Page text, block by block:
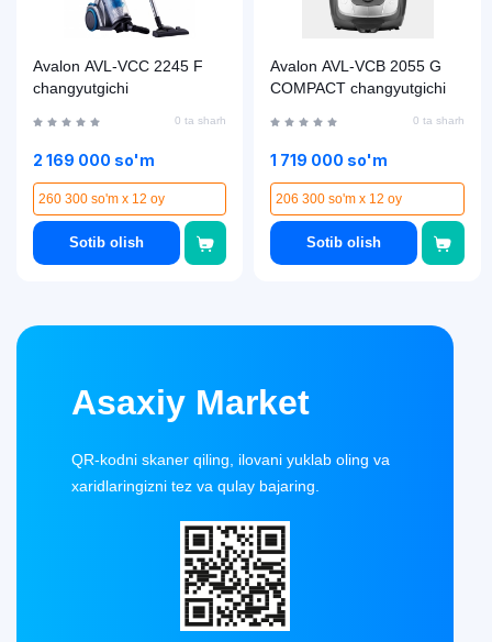
Avalon AVL-VCC 2245 F
changyutgichi
0 ta sharh
2 169 000 so'm
260 300 so'm x 12 oy
Sotib olish
Avalon AVL-VCB 2055 G
COMPACT changyutgichi
0 ta sharh
1 719 000 so'm
206 300 so'm x 12 oy
Sotib olish
Asaxiy Market
QR-kodni skaner qiling, ilovani yuklab oling va
xaridlaringizni tez va qulay bajaring.